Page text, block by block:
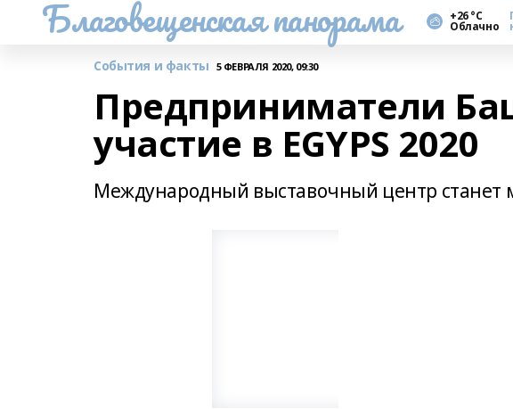
Благовещенская панорама +26 °С
Облачно
События и факты 5 ФЕВРАЛЯ 2020, 09:30
Предприниматели
участие в EGYPS 2020
Международный выставочный центр станет